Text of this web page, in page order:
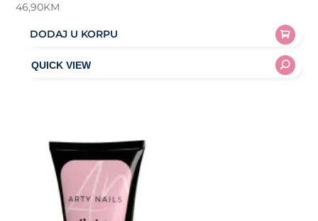
46,90KM
DODAJ U KORPU